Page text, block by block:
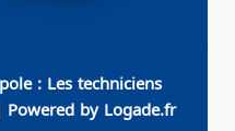
: Les techniciens
by Logade.fr